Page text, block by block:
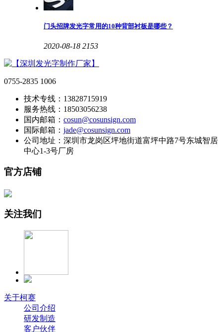
门头招牌发光字常用的10种背部衬板是哪些？
2020-08-18 2153
0755-2835 1006
技术专线：13828715919
服务热线：18503056238
国内邮箱： cosun@cosunsign.com
国际邮箱： jade@cosunsign.com
公司地址：深圳市龙岗区坪地街道富坪中路7号东城智居
中心1-3号厂房
官方店铺
关注我们
关于柯赛
公司介绍
研发制造
客户伙伴